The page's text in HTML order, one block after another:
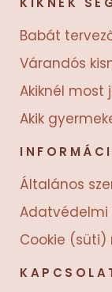
Babát
Várandós
Akiknél
Akik
Általános
Cookie (süti)